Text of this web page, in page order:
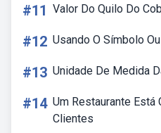
#11 Valor Do Quilo Do
#12 Usando O Símbolo
#13 Unidade De Medida
#14 Um Restaurante
Clientes